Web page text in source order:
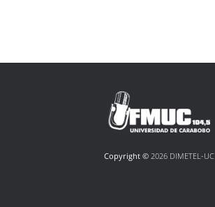
Copyright ©2026 DIMETEL-UC